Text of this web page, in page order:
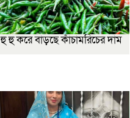
হু হু করে বাড়ছে কাঁচামরিচের দাম